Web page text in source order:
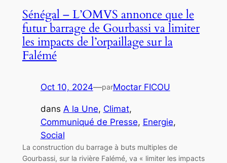
Sénégal – L’OMVS annonce que le
futur barrage de Gourbassi va limiter
les impacts de l’orpaillage sur la
Falémé
Oct 10, 2024—parMoctar FICOU
dans A la Une, Climat
Communiqué de Presse, Energie
Social
La construction du barrage à buts multiples de
Gourbassi, sur la rivière Falémé, va « limiter les impacts